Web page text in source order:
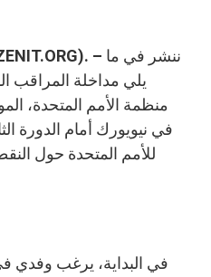
يلي مداخلة المراقب
منظمة الأمم المتحدة،
في نيويورك أمام الدورة
للأمم المتحدة حول
في البداية، يرغب وفدي